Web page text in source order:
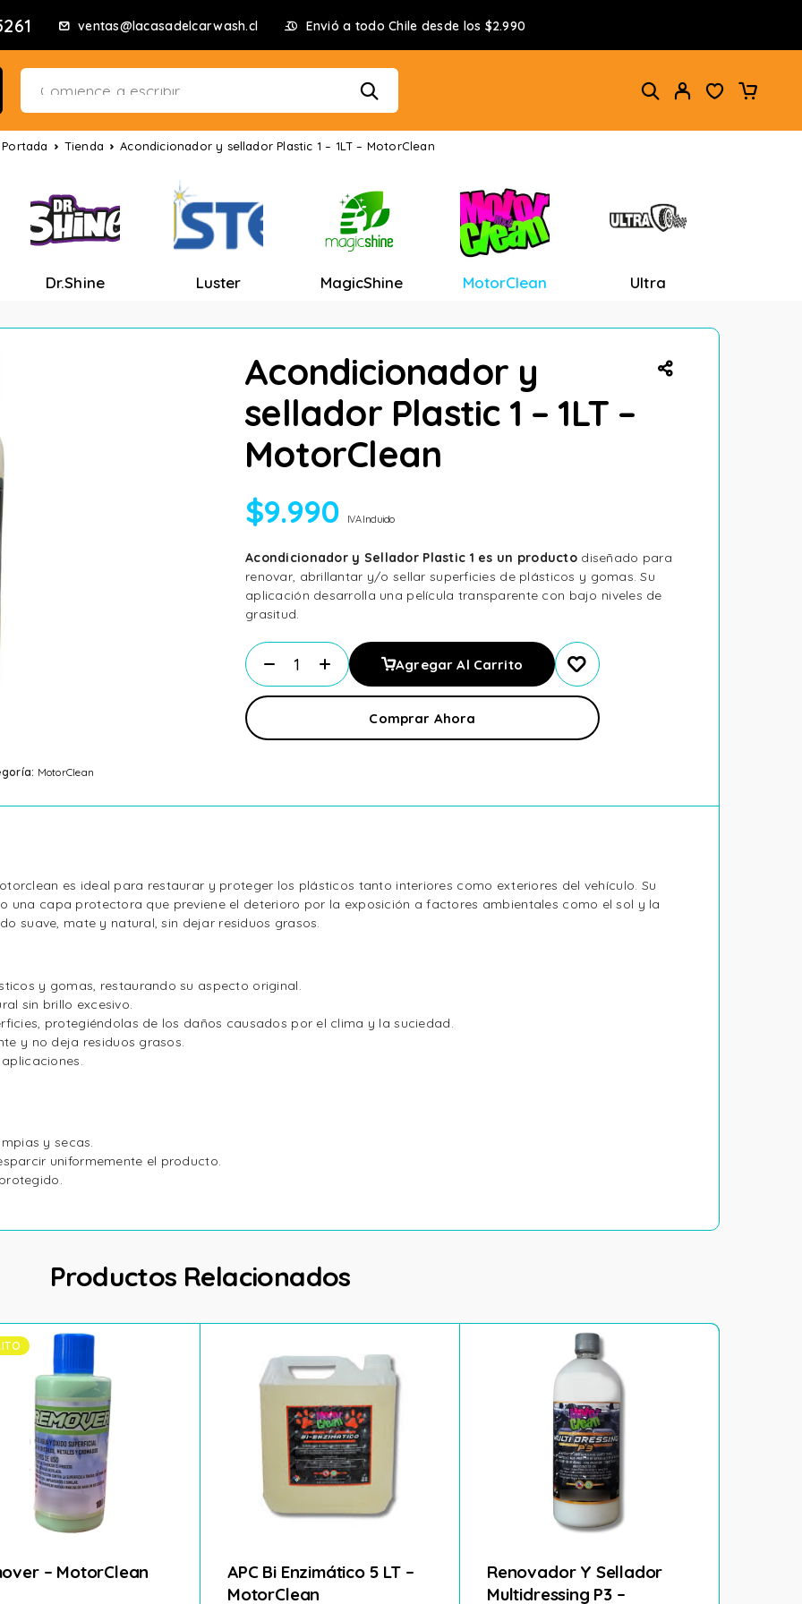
ventas@lacasadelcarwash.cl Envió a todo Chile desde los $2.990
Portada Tienda Acondicionador y sellador Plastic 1 – 1LT – MotorClean
Dr.Shine Luster MagicShine MotorClean Ultra
MotorClean
Acondicionador y
sellador Plastic 1 – 1LT –
MotorClean
$9.990 IVA Incluido
Acondicionador y Sellador Plastic 1 es un producto diseñado para
renovar, abrillantar y/o sellar superficies de plásticos y gomas. Su
aplicación desarrolla una película transparente con bajo niveles de
grasitud.
Agregar Al Carrito
Comprar Ahora
es ideal para restaurar y proteger los plásticos tanto interiores como exteriores del vehículo. Su
una capa protectora que previene el deterioro por la exposición a factores ambientales como el sol y la
suave, mate y natural, sin dejar residuos grasos.
y gomas, restaurando su aspecto original.
sin brillo excesivo.
protegiéndolas de los daños causados por el clima y la suciedad.
y no deja residuos grasos.
y secas.
uniformemente el producto.
Productos Relacionados
– MotorClean
APC Bi Enzimático 5 LT –
MotorClean
Renovador Y Sellador
Multidressing P3 –